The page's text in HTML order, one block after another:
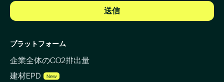
プラットフォーム
企業全体のCO2排出量
建材EPD
New